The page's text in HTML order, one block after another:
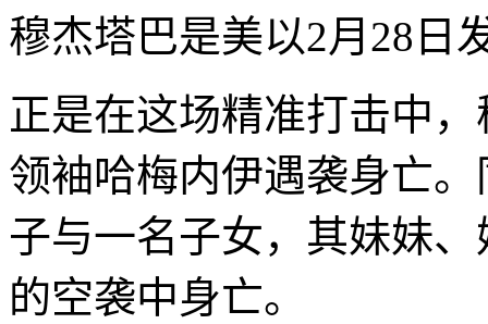
穆杰塔巴是美以2月28日
正是在这场精准打击中
领袖哈梅内伊遇袭身亡
子与一名子女，其妹妹
的空袭中身亡。